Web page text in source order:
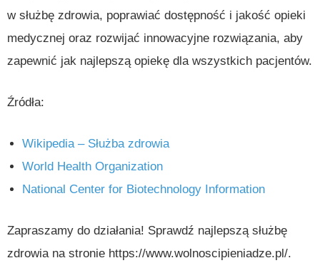
w służbę zdrowia, poprawiać dostępność i jakość opieki
medycznej oraz rozwijać innowacyjne rozwiązania, aby
zapewnić jak najlepszą opiekę dla wszystkich pacjentów.
Źródła:
Wikipedia – Służba zdrowia
World Health Organization
National Center for Biotechnology Information
Zapraszamy do działania! Sprawdź najlepszą służbę
zdrowia na stronie https://www.wolnoscipieniadze.pl/.